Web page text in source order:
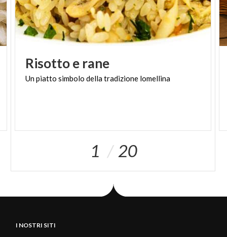
Risottoe rane
Unpiatto simbolo dellatradizione lomellina
1 20
I NOSTRI SITI